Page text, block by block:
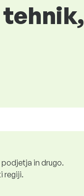
tehnik,
in drugo.
regiji.